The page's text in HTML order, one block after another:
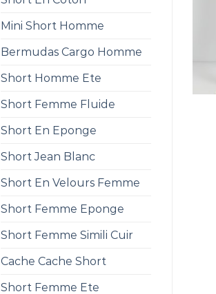
Mini Short Homme
Bermudas Cargo Homme
Short Homme Ete
Short Femme Fluide
Short En Eponge
Short Jean Blanc
Short En Velours Femme
Short Femme Eponge
Short Femme Simili Cuir
Cache Cache Short
Short Femme Ete